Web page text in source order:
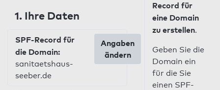
1. Ihre Daten
SPF-Record für
die Domain:
sanitaetshaus-
seeber.de
Angaben
ändern
Record für
eine Domain
zu erstellen.
Geben Sie die
Domain ein
für die Sie
einen SPF-